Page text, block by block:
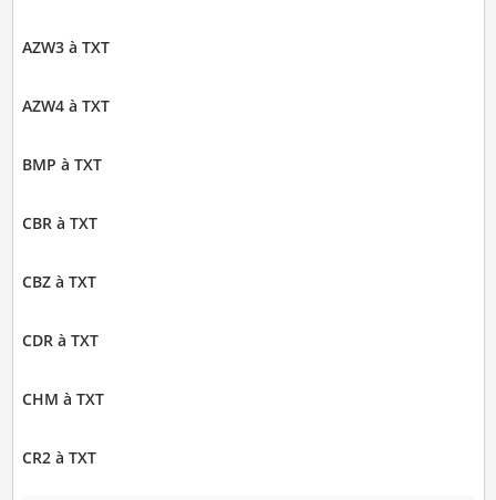
AZW3 à TXT
AZW4 à TXT
BMP à TXT
CBR à TXT
CBZ à TXT
CDR à TXT
CHM à TXT
CR2 à TXT